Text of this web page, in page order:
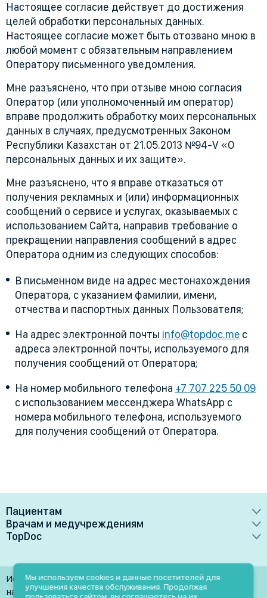
Настоящее согласие действует до достижения
целей обработки персональных данных.
Настоящее согласие может быть отозвано мною в
любой момент с обязательным направлением
Оператору письменного уведомления.
Мне разъяснено, что при отзыве мною согласия
Оператор (или уполномоченный им оператор)
вправе продолжить обработку моих персональных
данных в случаях, предусмотренных Законом
Республики Казахстан от 21.05.2013 №94-V «О
персональных данных и их защите».
Мне разъяснено, что я вправе отказаться от
получения рекламных и (или) информационных
сообщений о сервисе и услугах, оказываемых с
использованием Сайта, направив требование о
прекращении направления сообщений в адрес
Оператора одним из следующих способов:
В письменном виде на адрес местонахождения
Оператора, с указанием фамилии, имени,
отчества и паспортных данных Пользователя;
На адрес электронной почты info@topdoc.me с
адреса электронной почты, используемого для
получения сообщений от Оператора;
На номер мобильного телефона +7 707 225 50 09
с использованием мессенджера WhatsApp с
номера мобильного телефона, используемого
для получения сообщений от Оператора.
Пациентам
Врачи
Клиники
Лаборатории
Услуги
Врачам и медучреждениям
Преимущества
Медучреждениям
TopDoc
Контакты
Помощь
Использование материалов разрешено только при
наличии активной ссылки на источник
Мы используем cookies и данные посетителей для
улучшения качества обслуживания. Продолжая